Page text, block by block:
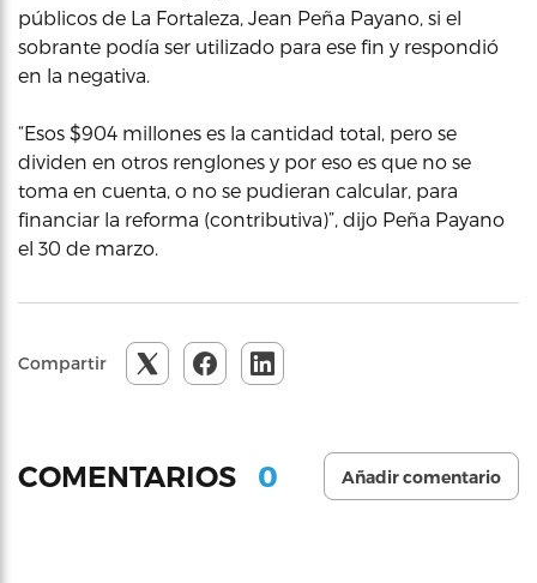
públicos de La Fortaleza, Jean Peña Payano, si el
sobrante podía ser utilizado para ese fin y respondió
en la negativa.
“Esos $904 millones es la cantidad total, pero se
dividen en otros renglones y por eso es que no se
toma en cuenta, o no se pudieran calcular, para
financiar la reforma (contributiva)”, dijo Peña Payano
el 30 de marzo.
Compartir
COMENTARIOS 0 Añadir comentario